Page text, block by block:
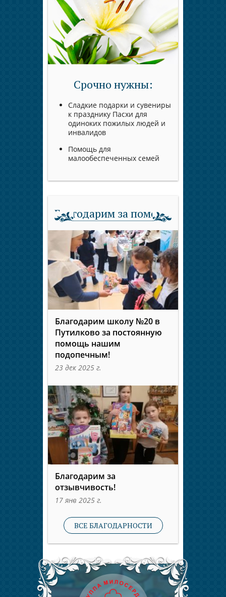
Срочно нужны:
Сладкие подарки и сувениры
к празднику Пасхи для
одиноких пожилых людей и
инвалидов
Помощь для
малообеспеченных семей
Благодарим за помощь
Благодарим школу №20 в
Путилково за постоянную
помощь нашим
подопечным!
23 дек 2025 г.
Благодарим за
отзывчивость!
17 янв 2025 г.
ВСЕ БЛАГОДАРНОСТИ